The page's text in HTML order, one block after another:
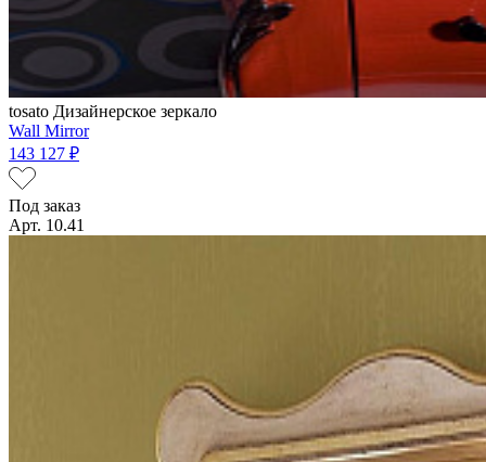
tosato Дизайнерское зеркало
Wall Mirror
143 127 ₽
Под заказ
Арт. 10.41